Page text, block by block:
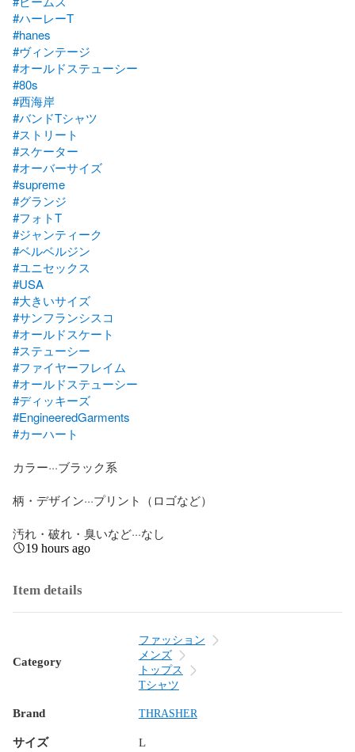
#ハーレーT
#hanes
#ヴィンテージ
#オールドステューシー
#80s
#西海岸
#バンドTシャツ
#ストリート
#スケーター
#オーバーサイズ
#supreme
#グランジ
#フォトT
#ジャンティーク
#ベルベルジン
#ユニセックス
#USA
#大きいサイズ
#サンフランシスコ
#オールドスケート
#ステューシー
#ファイヤーフレイム
#オールドステューシー
#ディッキーズ
#EngineeredGarments
#カーハート
カラー···ブラック系
柄・デザイン···プリント（ロゴなど）
汚れ・破れ・臭いなど···なし
19 hours ago
Item details
Category
ファッション
メンズ
トップス
Tシャツ
Brand THRASHER
サイズ L